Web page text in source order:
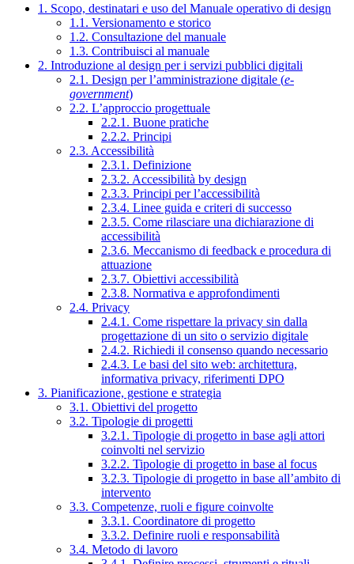
1. Scopo, destinatari e uso del Manuale operativo di design
1.1. Versionamento e storico
1.2. Consultazione del manuale
1.3. Contribuisci al manuale
2. Introduzione al design per i servizi pubblici digitali
2.1. Design per l’amministrazione digitale (e-
government)
2.2. L’approccio progettuale
2.2.1. Buone pratiche
2.2.2. Principi
2.3. Accessibilità
2.3.1. Definizione
2.3.2. Accessibilità by design
2.3.3. Principi per l’accessibilità
2.3.4. Linee guida e criteri di successo
2.3.5. Come rilasciare una dichiarazione di
accessibilità
2.3.6. Meccanismo di feedback e procedura di
attuazione
2.3.7. Obiettivi accessibilità
2.3.8. Normativa e approfondimenti
2.4. Privacy
2.4.1. Come rispettare la privacy sin dalla
progettazione di un sito o servizio digitale
2.4.2. Richiedi il consenso quando necessario
2.4.3. Le basi del sito web: architettura,
informativa privacy, riferimenti DPO
3. Pianificazione, gestione e strategia
3.1. Obiettivi del progetto
3.2. Tipologie di progetti
3.2.1. Tipologie di progetto in base agli attori
coinvolti nel servizio
3.2.2. Tipologie di progetto in base al focus
3.2.3. Tipologie di progetto in base all’ambito di
intervento
3.3. Competenze, ruoli e figure coinvolte
3.3.1. Coordinatore di progetto
3.3.2. Definire ruoli e responsabilità
3.4. Metodo di lavoro